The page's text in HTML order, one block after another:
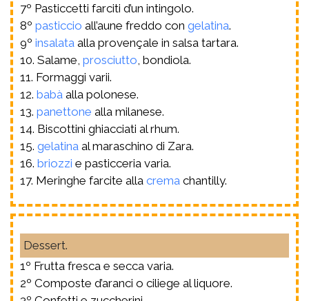
7º Pasticcetti farciti d’un intingolo.
8º pasticcio all’aune freddo con gelatina.
9º insalata alla provençale in salsa tartara.
10. Salame, prosciutto , bondiola.
11. Formaggi varii.
12. babà alla polonese.
13. panettone alla milanese.
14. Biscottini ghiacciati al rhum.
15. gelatina al maraschino di Zara.
16. briozzi e pasticceria varia.
17. Meringhe farcite alla crema chantilly.
Dessert.
1º Frutta fresca e secca varia.
2º Composte d’aranci o ciliege al liquore.